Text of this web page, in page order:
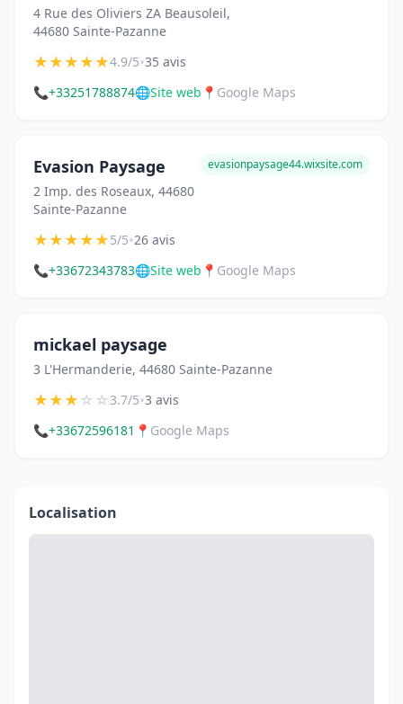
4 Rue des Oliviers ZA Beausoleil,
44680 Sainte-Pazanne
★★★★★4.9/5•35 avis
📞+33251788874🌐Site web 📍 Google Maps
Evasion Paysage
2 Imp. des Roseaux, 44680
Sainte-Pazanne
evasionpaysage44.wixsite.com
★★★★★5/5•26 avis
📞+33672343783🌐Site web 📍 Google Maps
mickael paysage
3 L'Hermanderie, 44680 Sainte-Pazanne
★★★☆☆3.7/5•3 avis
📞+33672596181 📍 Google Maps
Localisation